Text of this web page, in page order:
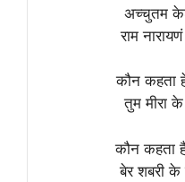
अच्चुतम
राम
कौन कहता
तुम मीरा
कौन कहता
बेर शबरी